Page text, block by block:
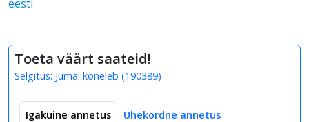
eesti
Toeta väärt saateid!
Selgitus: Jumal kõneleb (190389)
Igakuine annetus Ühekordne annetus